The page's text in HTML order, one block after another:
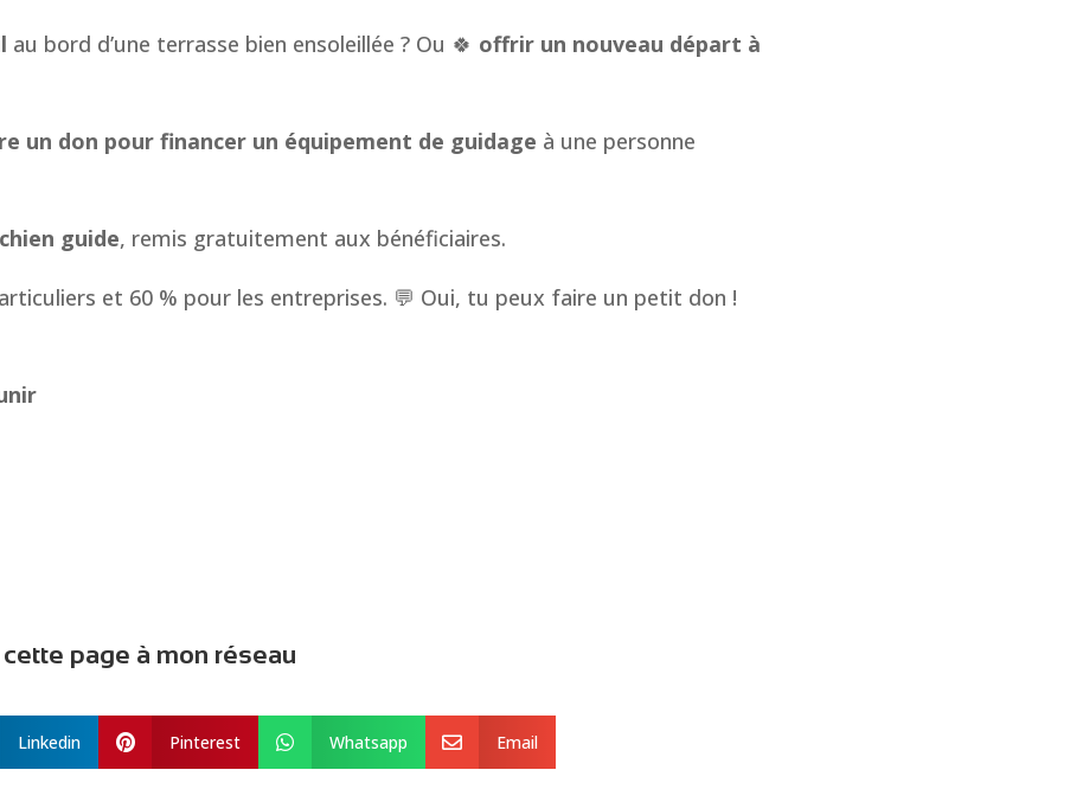
au bord d’une terrasse bien ensoleillée ? Ou 🍀 offrir un nouveau départ à
un don pour financer un équipement de guidage à une personne
guide, remis gratuitement aux bénéficiaires.
et 60 % pour les entreprises. 💬 Oui, tu peux faire un petit don !
page à mon réseau
Linkedin  Pinterest  Whatsapp  Email